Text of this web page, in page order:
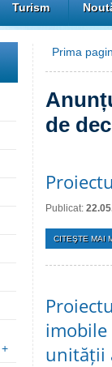
Turism
+
Prima
de
Publicat:
CITEŞTE MAI
unității